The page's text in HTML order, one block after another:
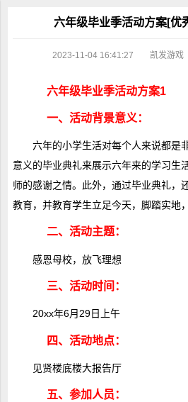
六年级毕业季活动方案[优
2023-11-04 16:41:27 凯发游戏
六年级毕业季活动方案1
一、活动背景意义：
六年的小学生活对每个人来说都是
意义的毕业典礼来展示六年来的学习生
师的感谢之情。此外，通过毕业典礼，
教育，并教育学生立足今天，脚踏实地
二、活动主题：
感恩母校，放飞理想
三、活动时间：
20xx年6月29日上午
四、活动地点：
见贤楼底楼大报告厅
五、参加人员：